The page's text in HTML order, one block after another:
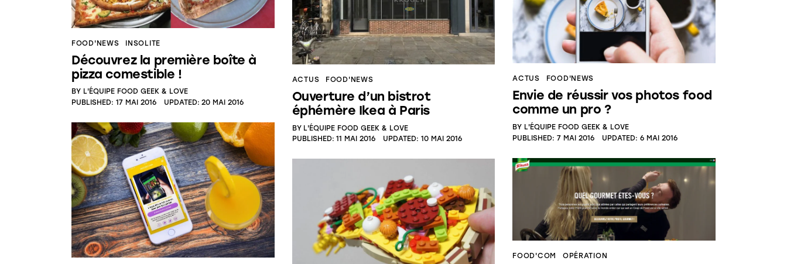
FOOD'NEWS INSOLITE
Découvrez la première boîte à
pizza comestible !
BY L'ÉQUIPE FOOD GEEK & LOVE
PUBLISHED: 17 MAI 2016 UPDATED: 20 MAI 2016
ACTUS FOOD'NEWS
Ouverture d’un bistrot
éphémère Ikea à Paris
BY L'ÉQUIPE FOOD GEEK & LOVE
PUBLISHED: 11 MAI 2016 UPDATED: 10 MAI 2016
ACTUS FOOD'NEWS
Envie de réussir vos photos food
comme un pro ?
BY L'ÉQUIPE FOOD GEEK & LOVE
PUBLISHED: 7 MAI 2016 UPDATED: 6 MAI 2016
FOOD'COM OPÉRATION